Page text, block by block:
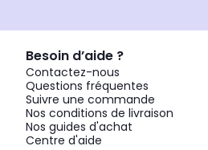
Besoin d’aide ?
Contactez-nous
Questions fréquentes
Suivre une commande
Nos conditions de livraison
Nos guides d'achat
Centre d'aide